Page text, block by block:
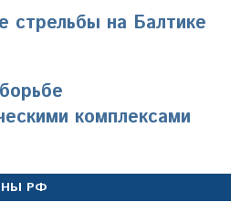
стрельбы на Балтике
комплексами
РФ